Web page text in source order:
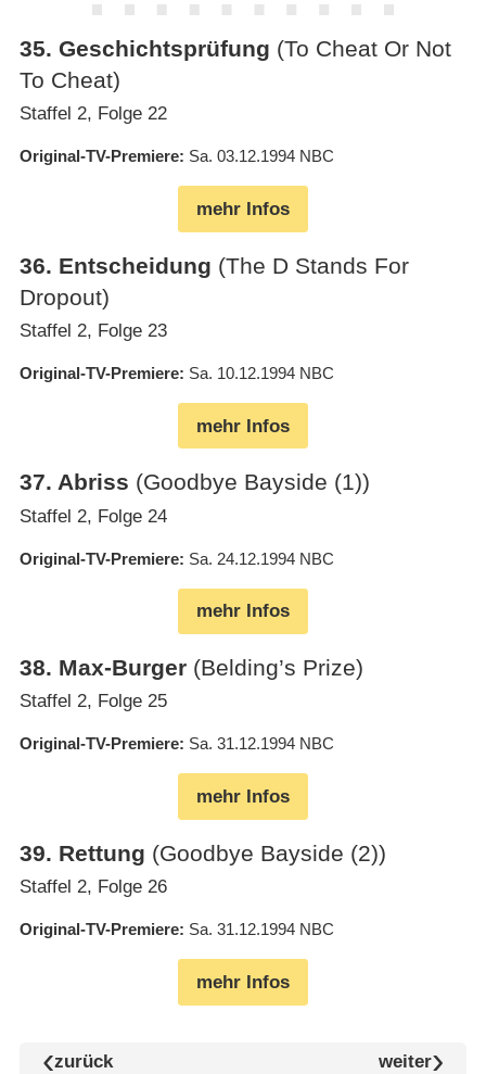
35. Geschichtsprüfung (To Cheat Or Not
To Cheat)
Staffel 2, Folge 22
Original-TV-Premiere Sa. 03.12.1994 NBC
mehr Infos
36. Entscheidung (The D Stands For
Dropout)
Staffel 2, Folge 23
Original-TV-Premiere Sa. 10.12.1994 NBC
mehr Infos
37. Abriss (Goodbye Bayside (1))
Staffel 2, Folge 24
Original-TV-Premiere Sa. 24.12.1994 NBC
mehr Infos
38. Max-Burger (Belding’s Prize)
Staffel 2, Folge 25
Original-TV-Premiere Sa. 31.12.1994 NBC
mehr Infos
39. Rettung (Goodbye Bayside (2))
Staffel 2, Folge 26
Original-TV-Premiere Sa. 31.12.1994 NBC
mehr Infos
zurück weiter